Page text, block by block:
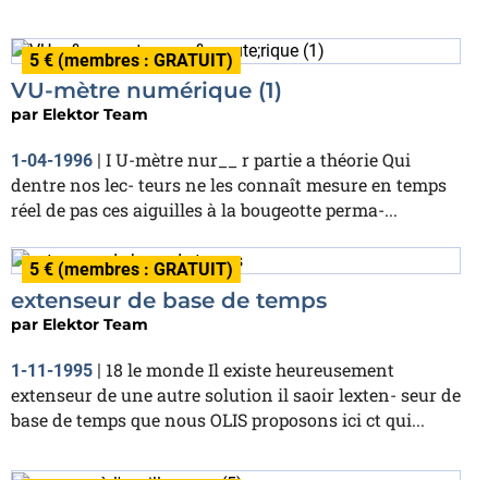
5 € (membres : GRATUIT)
VU-mètre numérique (1)
par Elektor Team
1-04-1996
I U-mètre nur__ r partie a théorie Qui
dentre nos lec- teurs ne les connaît mesure en temps
réel de pas ces aiguilles à la bougeotte perma-...
5 € (membres : GRATUIT)
extenseur de base de temps
par Elektor Team
1-11-1995 | 18 le monde Il existe heureusement
extenseur de une autre solution il saoir lexten- seur de
base de temps que nous OLIS proposons ici ct qui...